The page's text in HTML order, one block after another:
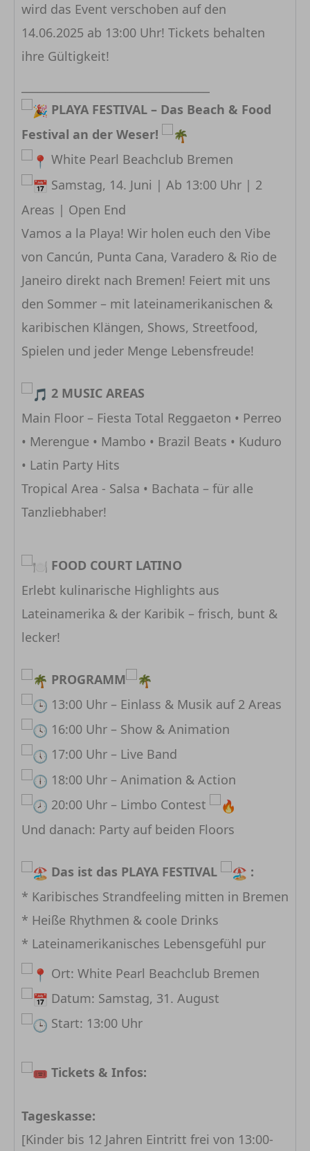
wird das Event verschoben auf den
14.06.2025 ab 13:00 Uhr! Tickets behalten
ihre Gültigkeit!
PLAYA FESTIVAL – Das Beach & Food
Festival an der Weser!
White Pearl Beachclub Bremen
Samstag, 14. Juni | Ab 13:00 Uhr | 2
Areas | Open End
Vamos a la Playa! Wir holen euch den Vibe
von Cancún, Punta Cana, Varadero & Rio de
Janeiro direkt nach Bremen! Feiert mit uns
den Sommer – mit lateinamerikanischen &
karibischen Klängen, Shows, Streetfood,
Spielen und jeder Menge Lebensfreude!
2 MUSIC AREAS
Main Floor – Fiesta Total Reggaeton • Perreo
• Merengue • Mambo • Brazil Beats • Kuduro
• Latin Party Hits
Tropical Area - Salsa • Bachata – für alle
Tanzliebhaber!
FOOD COURT LATINO
Erlebt kulinarische Highlights aus
Lateinamerika & der Karibik – frisch, bunt &
lecker!
PROGRAMM
13:00 Uhr – Einlass & Musik auf 2 Areas
16:00 Uhr – Show & Animation
17:00 Uhr – Live Band
18:00 Uhr – Animation & Action
20:00 Uhr – Limbo Contest
Und danach: Party auf beiden Floors
Das ist das PLAYA FESTIVAL
:
* Karibisches Strandfeeling mitten in Bremen
* Heiße Rhythmen & coole Drinks
* Lateinamerikanisches Lebensgefühl pur
Ort: White Pearl Beachclub Bremen
Datum: Samstag, 31. August
Start: 13:00 Uhr
Tickets & Infos:
Tageskasse:
[Kinder bis 12 Jahren Eintritt frei von 13:00-